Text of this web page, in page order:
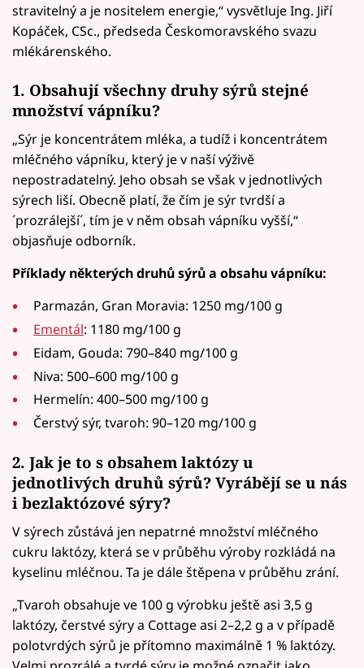
stravitelný a je nositelem energie,“ vysvětluje Ing. Jiří
Kopáček, CSc., předseda Českomoravského svazu
mlékárenského.
1. Obsahují všechny druhy sýrů stejné
množství vápníku?
„Sýr je koncentrátem mléka, a tudíž i koncentrátem
mléčného vápníku, který je v naší výživě
nepostradatelný. Jeho obsah se však v jednotlivých
sýrech liší. Obecně platí, že čím je sýr tvrdší a
´prozrálejší´, tím je v něm obsah vápníku vyšší,“
objasňuje odborník.
Příklady některých druhů sýrů a obsahu vápníku:
Parmazán, Gran Moravia: 1250 mg/100 g
Ementál: 1180 mg/100 g
Eidam, Gouda: 790–840 mg/100 g
Niva: 500–600 mg/100 g
Hermelín: 400–500 mg/100 g
Čerstvý sýr, tvaroh: 90–120 mg/100 g
2. Jak je to s obsahem laktózy u
jednotlivých druhů sýrů? Vyrábějí se u nás
i bezlaktózové sýry?
V sýrech zůstává jen nepatrné množství mléčného
cukru laktózy, která se v průběhu výroby rozkládá na
kyselinu mléčnou. Ta je dále štěpena v průběhu zrání.
„Tvaroh obsahuje ve 100 g výrobku ještě asi 3,5 g
laktózy, čerstvé sýry a Cottage asi 2–2,2 g a v případě
polotvrdých sýrů je přítomno maximálně 1 % laktózy.